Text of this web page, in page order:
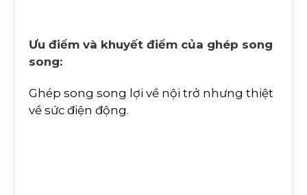
Ưu điểm và khuyết điểm của ghép song
song:
Ghép song song lợi về nội trở nhưng thiệt
về sức điện động.